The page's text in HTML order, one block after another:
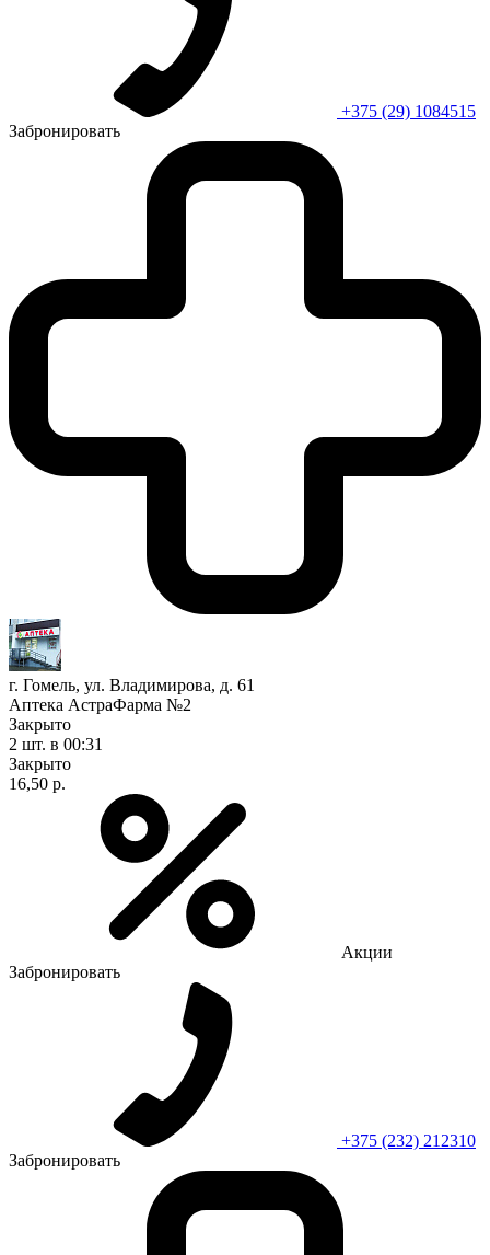
+375 (29) 1084515
Забронировать
г. Гомель, ул. Владимирова, д. 61
Аптека АстраФарма №2
Закрыто
2 шт. в 00:31
Закрыто
16,50 р.
Акции
Забронировать
+375 (232) 212310
Забронировать